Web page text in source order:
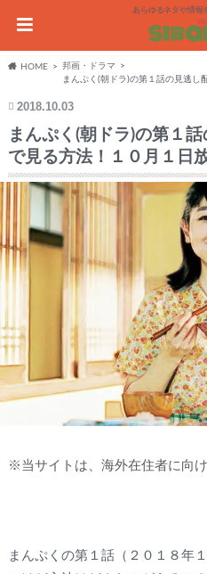
あらゆるネタや情報
HOME
邦画・ドラマ
まんぷく(朝ドラ)の第１話の見逃し
2018.10.03
まんぷく(朝ドラ)の第１
で見る方法！１０月１日
※当サイトは、海外在住者に向
まんぷくの第１話（２０１８年